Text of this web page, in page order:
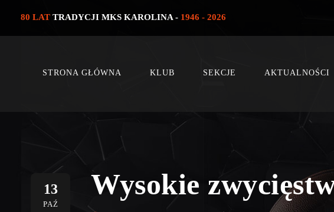
80 LAT TRADYCJI MKS KAROLINA - 1946 - 2026
STRONA GŁÓWNA KLUB SEKCJE AKTUALNOŚCI
13
PAŹ
Wysokie